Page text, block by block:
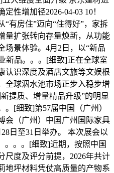
性增加径2026-04-03 10！
“有房住”迈向“住得好”，家拆
量扩张转向存量焕新，从功能
场景体验。4月2日，以“新品
新品。。。[细致]正在全球室
认识深度及酒店文旅等文娱根
全球泅水池市场正步入稳步增
提质、增量精品升级”的明显
。[细致]第57届中国（广州）
会（广州）中国广州国际家具
日至31日举办。 本次展会以
。。。[细致]近期，按照中国
尺度及评分前提，2026年共计
地坪材料凭仗高质量的产物系